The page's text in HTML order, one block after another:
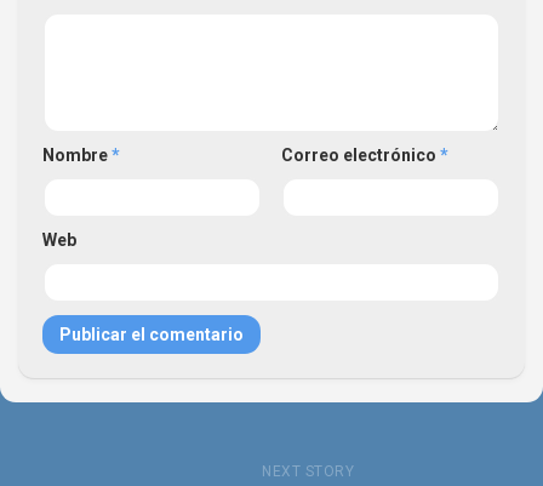
Nombre* Correo electrónico *
Web
NEXT STORY